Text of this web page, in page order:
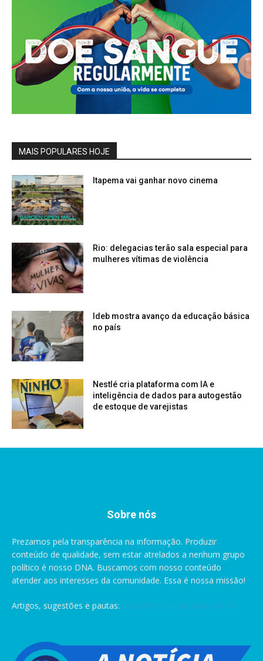
MAIS POPULARES HOJE
Itapema vai ganhar novo cinema
Rio: delegacias terão sala especial para
mulheres vítimas de violência
Ideb mostra avanço da educação básica
no país
Nestlé cria plataforma com IA e
inteligência de dados para autogestão
de estoque de varejistas
Sobre nós
Prezamos pela transparência na informação. Produzir
conteúdo de qualidade, sem estar atrelados a nenhum grupo
político é nosso DNA. Buscamos com nosso conteúdo
atender aos interesses da comunidade. Essa é nossa missão!
Artigos, sugestões e pautas: pauta@anoticiabrasilia.com.br